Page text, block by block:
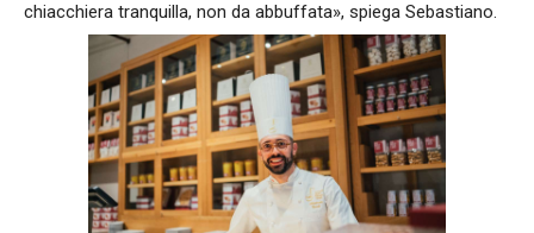
chiacchiera tranquilla, non da abbuffata», spiega Sebastiano.